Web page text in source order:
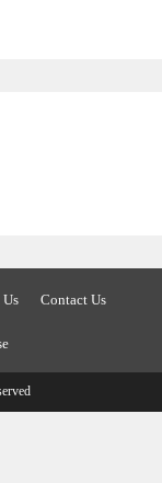
Contact Us